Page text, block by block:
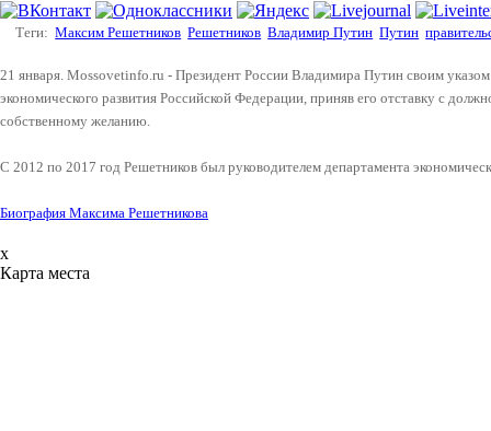
Теги: Максим Решетников Решетников Владимир Путин Путин
21 января. Mossovetinfo.ru - Президент России Владимира Путин своим
экономического развития Российской Федерации, приняв его отставку с
собственному желанию.
С 2012 по 2017 год Решетников был руководителем департамента
Биография Максима Решетникова
x
Карта места